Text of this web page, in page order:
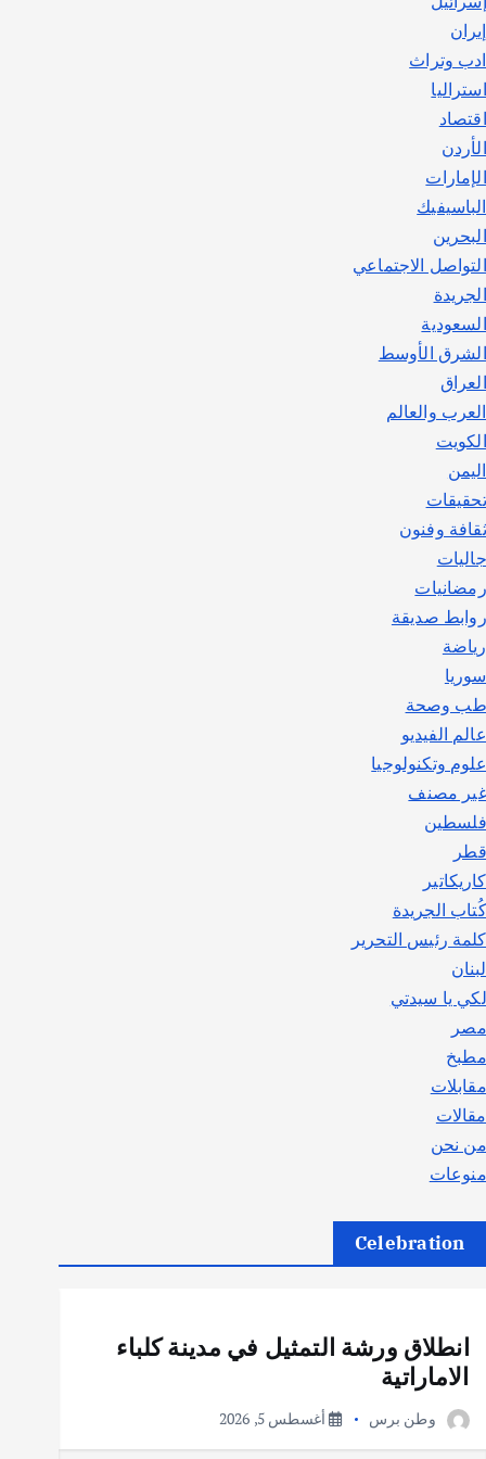
إيران
ادب وتراث
استراليا
اقتصاد
الأردن
الإمارات
الباسيفيك
البحرين
التواصل الاجتماعي
الجريدة
السعودية
الشرق الأوسط
العراق
العرب والعالم
الكويت
اليمن
تحقيقات
ثقافة وفنون
جاليات
رمضانيات
روابط صديقة
رياضة
سوريا
طب وصحة
عالم الفيديو
علوم وتكنولوجيا
غير مصنف
فلسطين
قطر
كاريكاتير
كُتاب الجريدة
كلمة رئيس التحرير
لبنان
لكي يا سيدتي
مصر
مطبخ
مقابلات
مقالات
من نحن
منوعات
Celebration
انطلاق ورشة التمثيل في مدينة كلباء
الاماراتية
وطن برس أغسطس 5, 2026